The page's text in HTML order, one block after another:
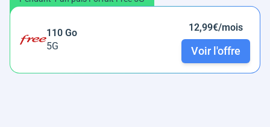
110 Go
5G
12,99€/mois
Voir l'offre